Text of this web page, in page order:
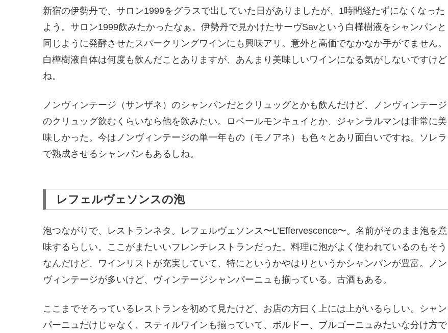
新宿の伊勢丹で、サロン1999をグラスで出していた日がありましたが、1時間経たずになくなった
よう。サロン1999飲みたかったなぁ。伊勢丹で見かけたサーヴSavという白樺樹液をシャンパンと
同じように発酵させたスパークリングワインにも興味アリ。意外と高価でなかなか手がでません。
白樺樹液自体は何度も飲んだことありますが、あんまり美味しいワインになる気がしないですけど
ね。
ノンヴィンテージ（サンザネ）のシャンパンだとクリュッグとかも飲んだけど、ノンヴィンテージ
のクリュッグ飲むくらいなら他を飲みたい。ロベールモンキュイとか、ジャンラルマンは非常に美
味しかった。今はノンヴィンテージの単一年もの（モノアネ）も色々とあり面白いですね。ソレラ
で熟成させるシャンパンもあるしね。
レフェルヴェソンスの泡
泡つながりで、レストランネタ。レフェルヴェソンス〜L’Effervescence〜。名前がそのまま泡を意
味するらしい。ここがまたいいフレンチレストランだった。料理に泡がよく使われているのもそう
なんだけど、ワインリストが充実していて、特にというかやはりというかシャンパンが豊富。ノン
ヴィンテージが多いけど、ヴィンテージシャンパーニュも揃っている。古酒もある。
ここまでそろっているレストランを初めて見たけど、お店の方曰く上には上がいるらしい。シャン
パーニュだけじゃなく、スティルワインも揃っていて、ボルドー、ブルゴーニュみたいな分け方で